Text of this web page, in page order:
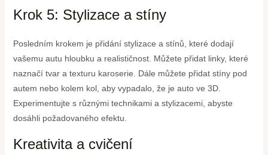
Krok 5: Stylizace a stíny
Posledním krokem je přidání stylizace a stínů, které dodají
vašemu autu hloubku a realističnost. Můžete přidat linky, které
naznačí tvar a texturu karoserie. Dále můžete přidat stíny pod
autem nebo kolem kol, aby vypadalo, že je auto ve 3D.
Experimentujte s různými technikami a stylizacemi, abyste
dosáhli požadovaného efektu.
Kreativita a cvičení